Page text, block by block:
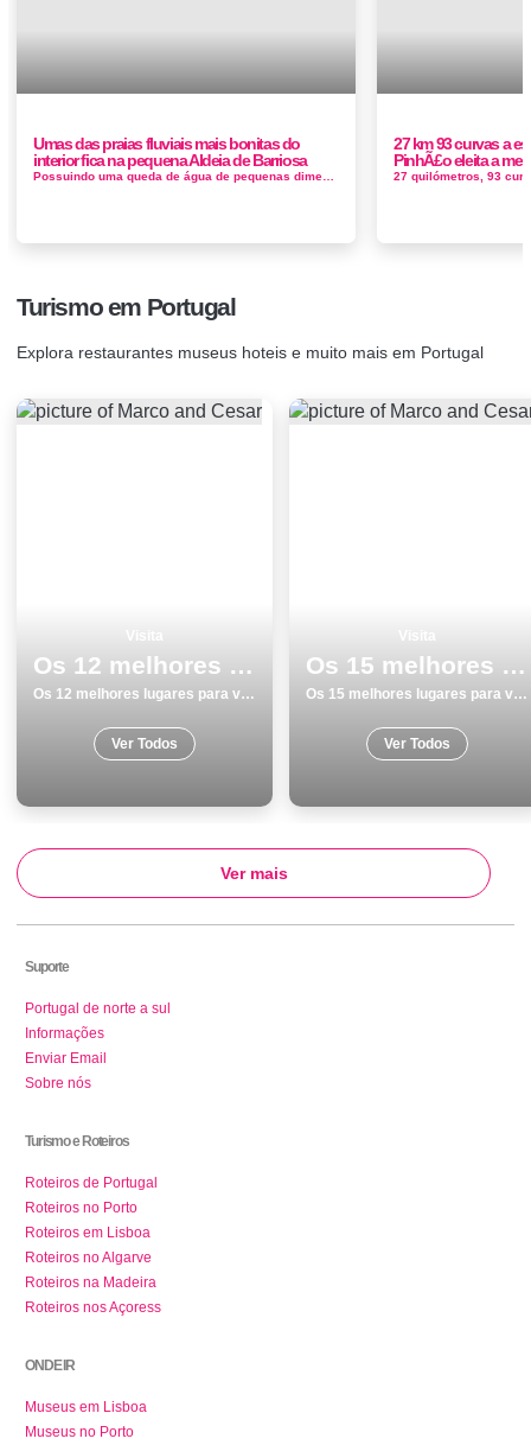
Umas das praias fluviais mais bonitas do
interior fica na pequena Aldeia de Barriosa
27 km 93 curvas a
PinhÃ£o eleita a
Turismo em Portugal
Explora restaurantes museus hoteis e muito mais em Portugal
Os 12 melhores lugares para visitar em Braga
Os 12 melhores lugares para visitar em Braga
Ver Todos
Os 15 melhores lugares para visitar em Viana do Castelo
Os 15 melhores lugares para visitar em Viana do Castelo
Ver Todos
Ver mais
Suporte
Portugal de norte a sul
Informações
Enviar Email
Sobre nós
Turismo e Roteiros
Roteiros de Portugal
Roteiros no Porto
Roteiros em Lisboa
Roteiros no Algarve
Roteiros na Madeira
Roteiros nos Açoress
ONDE IR
Museus em Lisboa
Museus no Porto